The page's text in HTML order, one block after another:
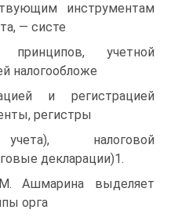
инструментам
— систе
учетной
налогообложе
и регистрацией
регистры
налоговой
декларации)1.
Ашмарина выделяет
орга